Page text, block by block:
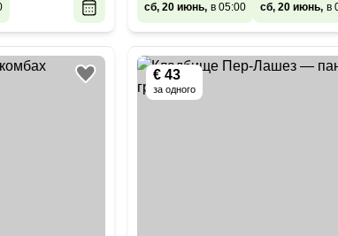
сб, 20 июнь, в 05:00 сб, 20 июнь, в
€ 43
за одного